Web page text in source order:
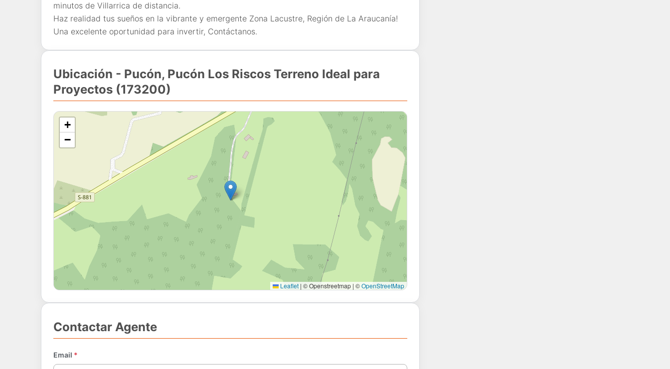
minutos de Villarrica de distancia.
Haz realidad tus sueños en la vibrante y emergente Zona Lacustre, Región de La Araucanía!
Una excelente oportunidad para invertir, Contáctanos.
Ubicación - Pucón, Pucón Los Riscos Terreno Ideal para
Proyectos (173200)
+
−
Leaflet | © Openstreetmap | ©OpenStreetMap
Contactar Agente
Email *